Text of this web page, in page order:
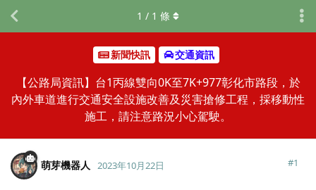
新聞快訊 交通資訊
【公路局資訊】台1丙線雙向0K至7K+977彰化市路段，於
內外車道進行交通安全設施改善及災害搶修工程，採移動性
施工，請注意路況小心駕駛。
1 / 1 條
萌芽機器人 2023年10月22日 #1